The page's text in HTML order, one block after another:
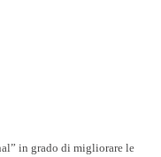
in grado di migliorare le